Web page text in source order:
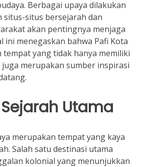
Berbagai upaya dilakukan
situs bersejarah dan
akan pentingnya menjaga
ini menegaskan bahwa Pafi Kota
tempat yang tidak hanya memiliki
merupakan sumber inspirasi
Utama
merupakan tempat yang kaya
Salah satu destinasi utama
kolonial yang menunjukkan